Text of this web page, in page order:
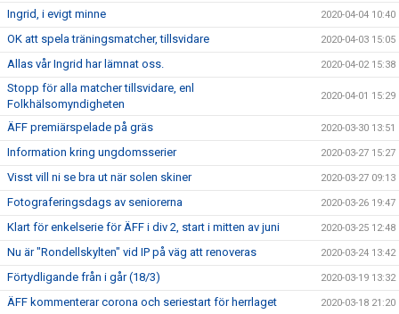
Ingrid, i evigt minne 2020-04-04 10:40
OK att spela träningsmatcher, tillsvidare 2020-04-03 15:05
Allas vår Ingrid har lämnat oss. 2020-04-02 15:38
Stopp för alla matcher tillsvidare, enl
Folkhälsomyndigheten
2020-04-01 15:29
ÄFF premiärspelade på gräs 2020-03-30 13:51
Information kring ungdomsserier 2020-03-27 15:27
Visst vill ni se bra ut när solen skiner 2020-03-27 09:13
Fotograferingsdags av seniorerna 2020-03-26 19:47
Klart för enkelserie för ÄFF i div 2, start i mitten av juni 2020-03-25 12:48
Nu är "Rondellskylten" vid IP på väg att renoveras 2020-03-24 13:42
Förtydligande från i går (18/3) 2020-03-19 13:32
ÄFF kommenterar corona och seriestart för herrlaget 2020-03-18 21:20